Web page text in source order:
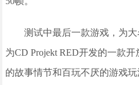
测试中最后一款游戏，为
为CD Projekt RED开发的一款
的故事情节和百玩不厌的游戏